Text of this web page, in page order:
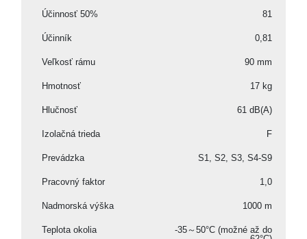
Účinnosť 50% 81
Účinník 0,81
Veľkosť rámu 90 mm
Hmotnosť 17 kg
Hlučnosť 61 dB(A)
Izolačná trieda F
Prevádzka S1, S2, S3, S4-S9
Pracovný faktor 1,0
Nadmorská výška 1000 m
Teplota okolia
-35～50°C (možné až do